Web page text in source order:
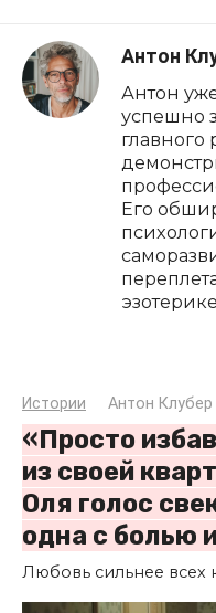
Антон
Антон
успешно
главного
Его
Истории Антон Клубер
«Просто
из своей
Оля голос
одна с болью
Любовь сильнее всех